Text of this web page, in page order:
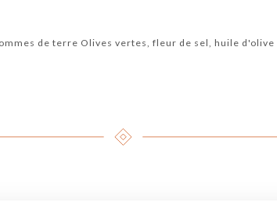
de terre Olives vertes, fleur de sel, huile